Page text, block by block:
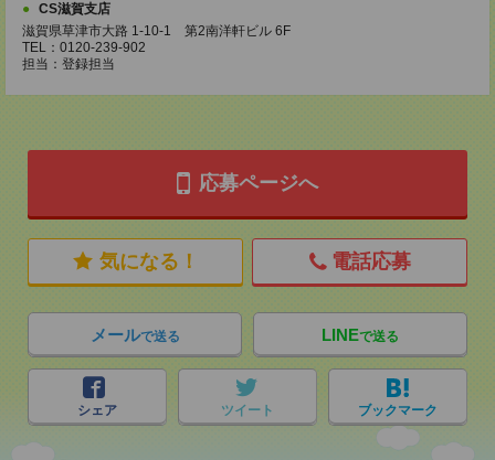
CS滋賀支店
滋賀県草津市大路 1-10-1 第2南洋軒ビル 6F
TEL：0120-239-902
担当：登録担当
応募ページへ
気になる！ 電話応募
メールで送る LINEで送る
シェア ツイート ブックマーク